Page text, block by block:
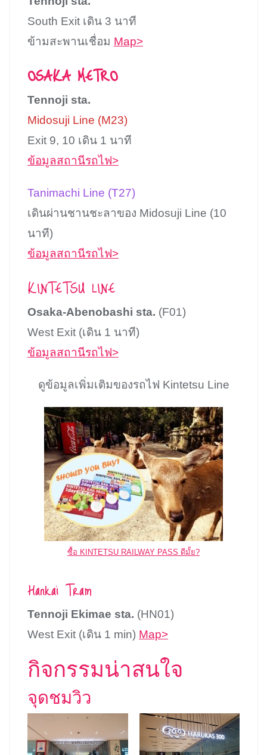
South Exit เดิน 3 นาที
ข้ามสะพานเชื่อม Map>
OSAKA METRO
Tennoji sta.
Midosuji Line (M23)
Exit 9, 10 เดิน 1 นาที
ข้อมูลสถานีรถไฟ>
Tanimachi Line (T27)
เดินผ่านชานชะลาของ Midosuji Line (10
นาที)
ข้อมูลสถานีรถไฟ>
KINTETSU LINE
Osaka-Abenobashi sta. (F01)
West Exit (เดิน 1 นาที)
ข้อมูลสถานีรถไฟ>
ดูข้อมูลเพิ่มเติมของรถไฟ Kintetsu Line
ซื้อ KINTETSU RAILWAY PASS ดีมั้ย?
Hankai Tram
Tennoji Ekimae sta. (HN01)
West Exit (เดิน 1 min) Map>
กิจกรรมน่าสนใจ
จุดชมวิว